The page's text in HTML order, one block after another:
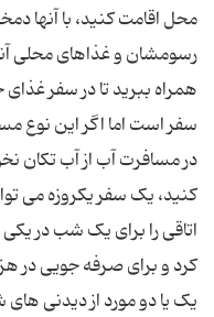
محل اقامت کنید، با آنها
رسومشان و غذاهای محلی
همراه ببرید تا در سفر
سفر است اما اگر این نوع
در مسافرت آب از آب تکان
کنید، یک سفر یکروزه می
اتاقی را برای یک شب در یکی
کرد و برای صرفه جویی در
یک یا دو مورد از دیدنی های